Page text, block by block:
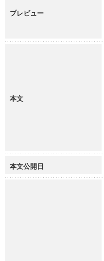
プレビュー
本文
本文公開日